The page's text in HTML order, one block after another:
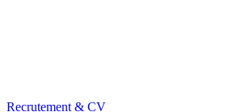
Recrutement & CV